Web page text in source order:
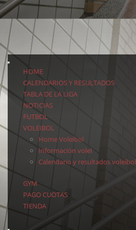
HOME
CALENDARIOS Y RESULTADOS
TABLA DE LA LIGA
NOTICIAS
FUTBOL
VOLEIBOL
Home Voleibol
Información voleI
Calendario y resultados voleibol
GYM
PAGO CUOTAS
TIENDA